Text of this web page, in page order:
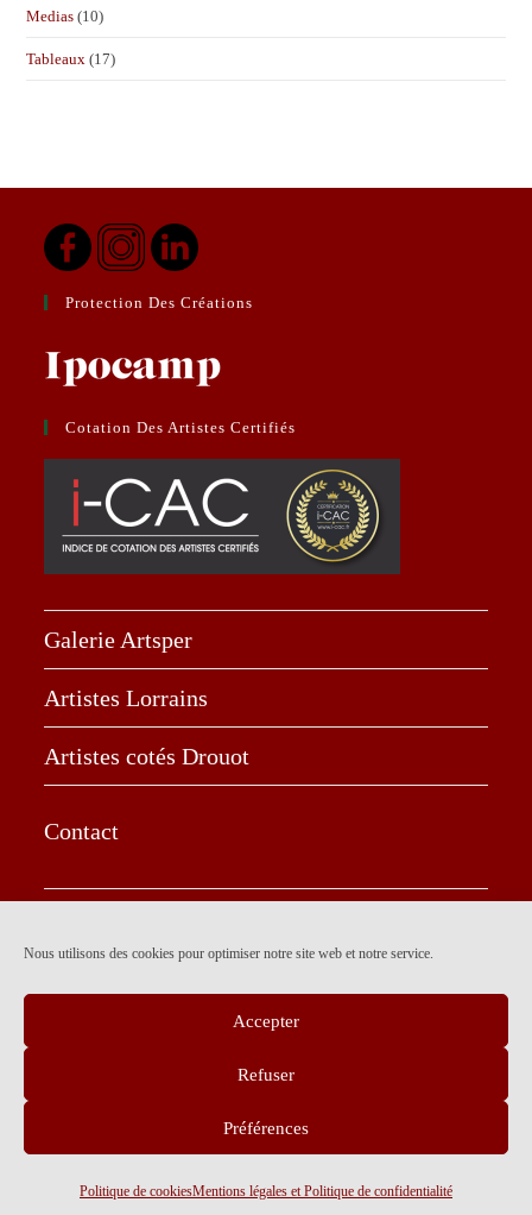
Nous utilisons des cookies pour optimiser notre site web et notre service.
Accepter
Refuser
Préférences
Politique de cookiesMentions légales et Politique de confidentialité
Medias (10)
Tableaux (17)
Protection Des Créations
Cotation Des Artistes Certifiés
Galerie Artsper
Artistes Lorrains
Artistes cotés Drouot
Contact
Copyright Marie Thérèse Luc-Chanel